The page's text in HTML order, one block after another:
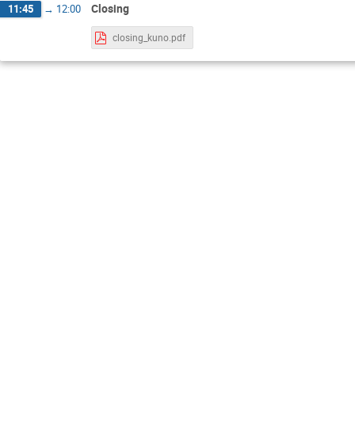
11:45 → 12:00 Closing
closing_kuno.pdf